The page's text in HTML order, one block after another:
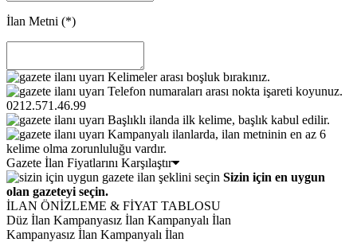
İlan Metni (*)
Kelimeler arası boşluk bırakınız.
Telefon numaraları arası nokta işareti koyunuz.
0212.571.46.99
Başlıklı ilanda ilk kelime, başlık kabul edilir.
Kampanyalı ilanlarda, ilan metninin en az 6
kelime olma zorunluluğu vardır.
Gazete İlan Fiyatlarını Karşılaştır
Sizin için en uygun
olan gazeteyi seçin.
İLAN ÖNİZLEME & FİYAT TABLOSU
Düz İlan Kampanyasız İlan Kampanyalı İlan
Kampanyasız İlan Kampanyalı İlan